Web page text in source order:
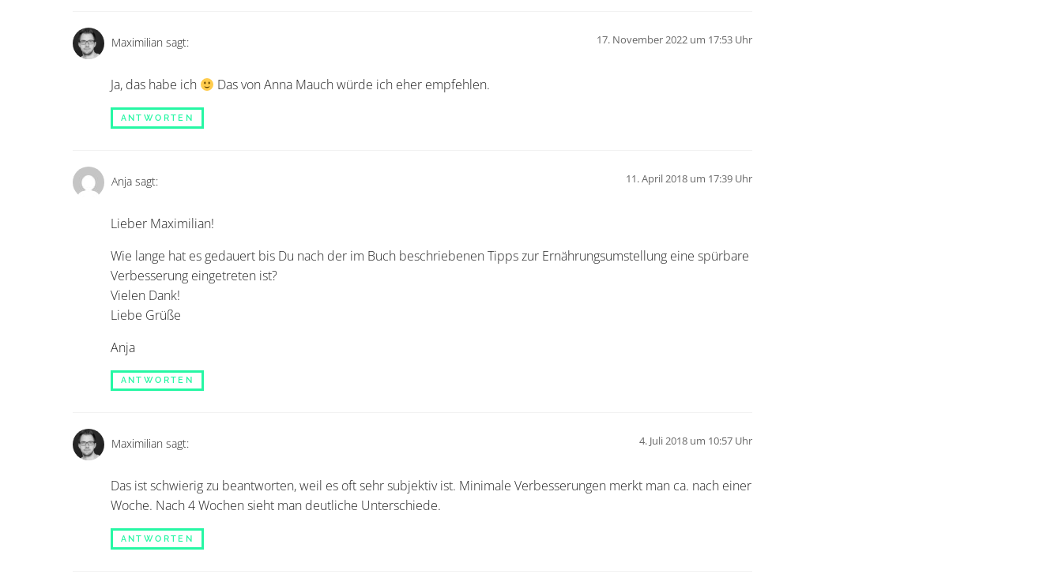
Maximilian sagt: 17. November 2022 um 17:53 Uhr
Ja, das habe ich Das von Anna Mauch würde ich eher empfehlen.
ANTWORTEN
Anja sagt: 11. April 2018 um 17:39 Uhr
Lieber Maximilian!
Wie lange hat es gedauert bis Du nach der im Buch beschriebenen Tipps zur Ernährungsumstellung eine spürbare
Verbesserung eingetreten ist?
Vielen Dank!
Liebe Grüße
Anja
ANTWORTEN
Maximilian sagt: 4. Juli 2018 um 10:57 Uhr
Das ist schwierig zu beantworten, weil es oft sehr subjektiv ist. Minimale Verbesserungen merkt man ca. nach einer
Woche. Nach 4 Wochen sieht man deutliche Unterschiede.
ANTWORTEN